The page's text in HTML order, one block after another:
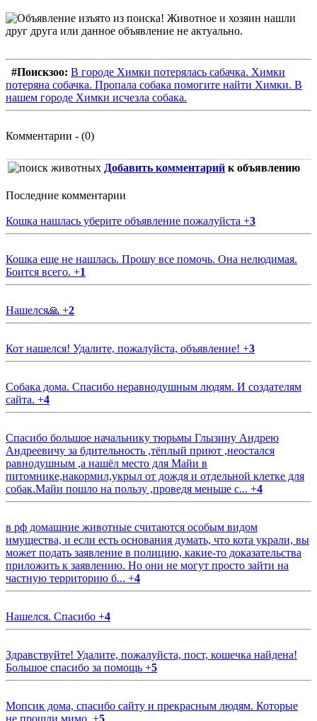
#Поискзоо: В городе Химки потерялась сабачка. Химки
потеряна собачка. Пропала собака помогите найти Химки. В
нашем городе Химки исчезла собака.
Комментарии - (0)
Добавить комментарий к объявлению
Последние комментарии
Кошка нашлась уберите объявление пожалуйста +3
Кошка еще не нашлась. Прошу все помочь. Она нелюдимая.
Боится всего. +1
Нашелся🙏 +2
Кот нашелся! Удалите, пожалуйста, объявление! +3
Собака дома. Спасибо неравнодушным людям. И создателям
сайта. +4
Спасибо большое начальнику тюрьмы Глызину Андрею
Андреевичу за бдительность ,тёплый приют ,неостался
равнодушным ,а нашёл место для Майи в
питомнике,накормил,укрыл от дождя и отдельной клетке для
собак.Майи пошло на пользу ,проведя меньше с... +4
в рф домашние животные считаются особым видом
имущества, и если есть основания думать, что кота украли, вы
может подать заявление в полицию, какие-то доказательства
приложить к заявлению. Но они не могут просто зайти на
частную территорию б... +4
Нашелся. Спасибо +4
Здравствуйте! Удалите, пожалуйста, пост, кошечка найдена!
Большое спасибо за помощь +5
Мопсик дома, спасибо сайту и прекрасным людям. Которые